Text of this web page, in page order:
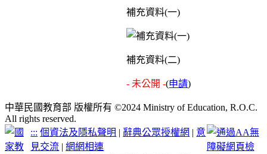
補充資料(一)
補充資料(二)
- 未公開 -(申請)
中華民國教育部 版權所有 ©2024 Ministry of Education, R.O.C.
All rights reserved.
::: 個資法及隱私聲明 | 辭典公眾授權網 | 意
見交流 |網網相連